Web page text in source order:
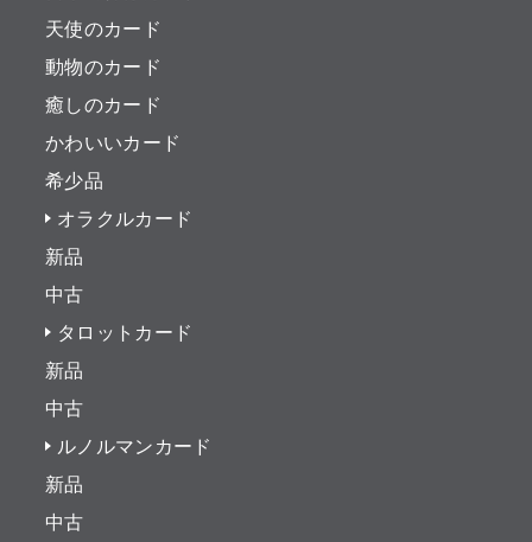
天使のカード
動物のカード
癒しのカード
かわいいカード
希少品
オラクルカード
新品
中古
タロットカード
新品
中古
ルノルマンカード
新品
中古